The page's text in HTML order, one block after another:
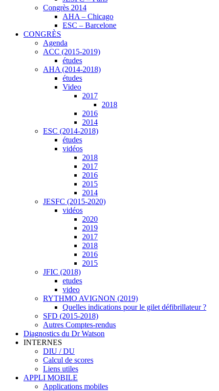
Congrès 2014
AHA – Chicago
ESC – Barcelone
CONGRÈS
Agenda
ACC (2015-2019)
études
AHA (2014-2018)
études
Video
2017
2018
2016
2014
ESC (2014-2018)
études
vidéos
2018
2017
2016
2015
2014
JESFC (2015-2020)
vidéos
2020
2019
2017
2018
2016
2015
JFIC (2018)
etudes
video
RYTHMO AVIGNON (2019)
Quelles indications pour le gilet défibrillateur ?
SFD (2015-2018)
Autres Comptes-rendus
Diagnostics du Dr Watson
INTERNES
DIU / DU
Calcul de scores
Liens utiles
APPLI MOBILE
Applications mobiles